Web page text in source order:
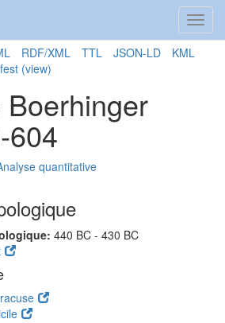
RDF/XML TTL JSON-LD
KML
(view)
604
quantitative
440 BC - 430 BC